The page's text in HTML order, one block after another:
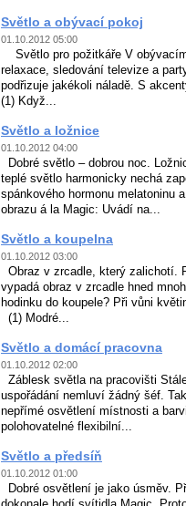
Světlo a obývací pokoj
01.10.2012 05:00
Světlo pro požitkáře V
relaxace, sledování televize a
podřizuje jakékoli náladě. S
(1) Když...
Světlo a ložnice
01.10.2012 04:00
Dobré světlo – dobrou noc.
teplé světlo harmonicky nechá
spánkového hormonu melatoninu
obrazu á la Magic: Uvádí na...
Světlo a koupelna
01.10.2012 03:00
Obraz v zrcadle, který zalichotí.
vypadá obraz v zrcadle hned
hodinku do koupele? Při vůni
(1) Modré...
Světlo a domácí pracovna
01.10.2012 02:00
Záblesk světla na pracovišti
uspořádání nemluví žádný šéf.
nepřímé osvětlení místnosti a
polohovatelné flexibilní...
Světlo a předsíň
01.10.2012 01:00
Dobré osvětlení je jako úsměv.